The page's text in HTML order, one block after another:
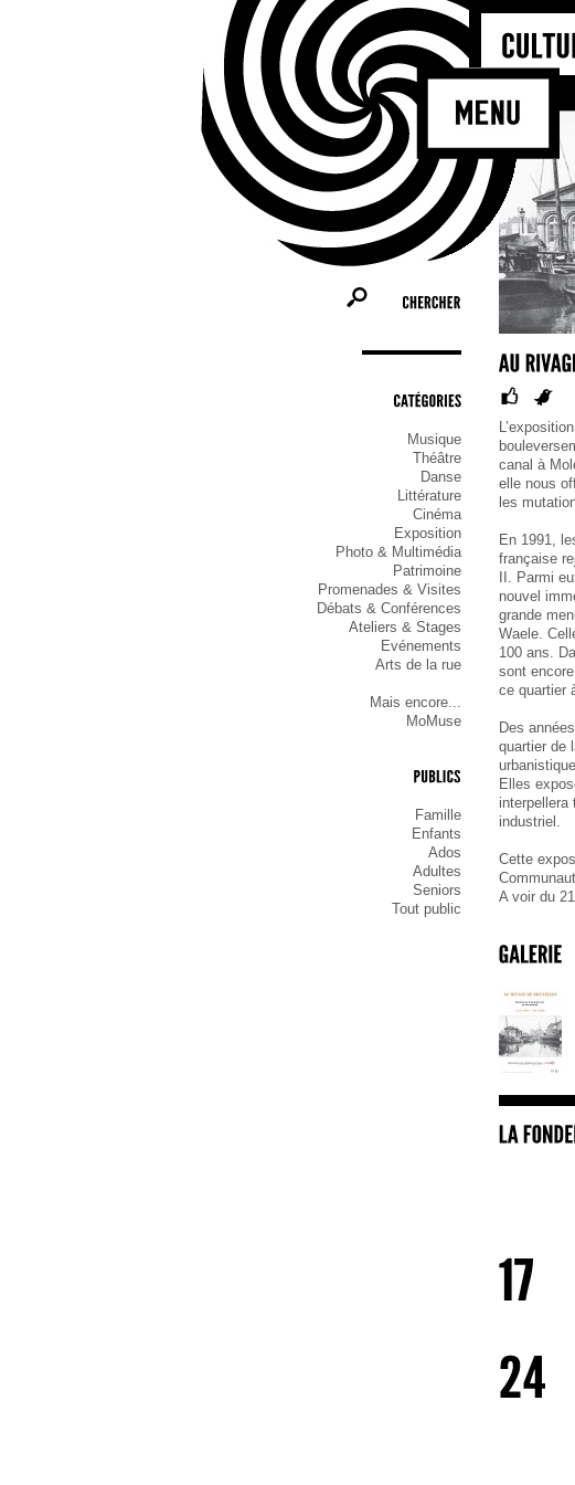
Musique
Théâtre
Danse
Littérature
Cinéma
Exposition
Photo & Multimédia
Patrimoine
Promenades & Visites
Débats & Conférences
Ateliers & Stages
Evénements
Arts de la rue
Mais encore...
MoMuse
Famille
Enfants
Ados
Adultes
Seniors
Tout public
canal à
elle nous
les
En 1991,
française
II. Parmi
nouvel
grande
Waele.
100 ans.
sont
ce quartier
Des
quartier de
Elles
interpellera
industriel.
Cette
A voir du